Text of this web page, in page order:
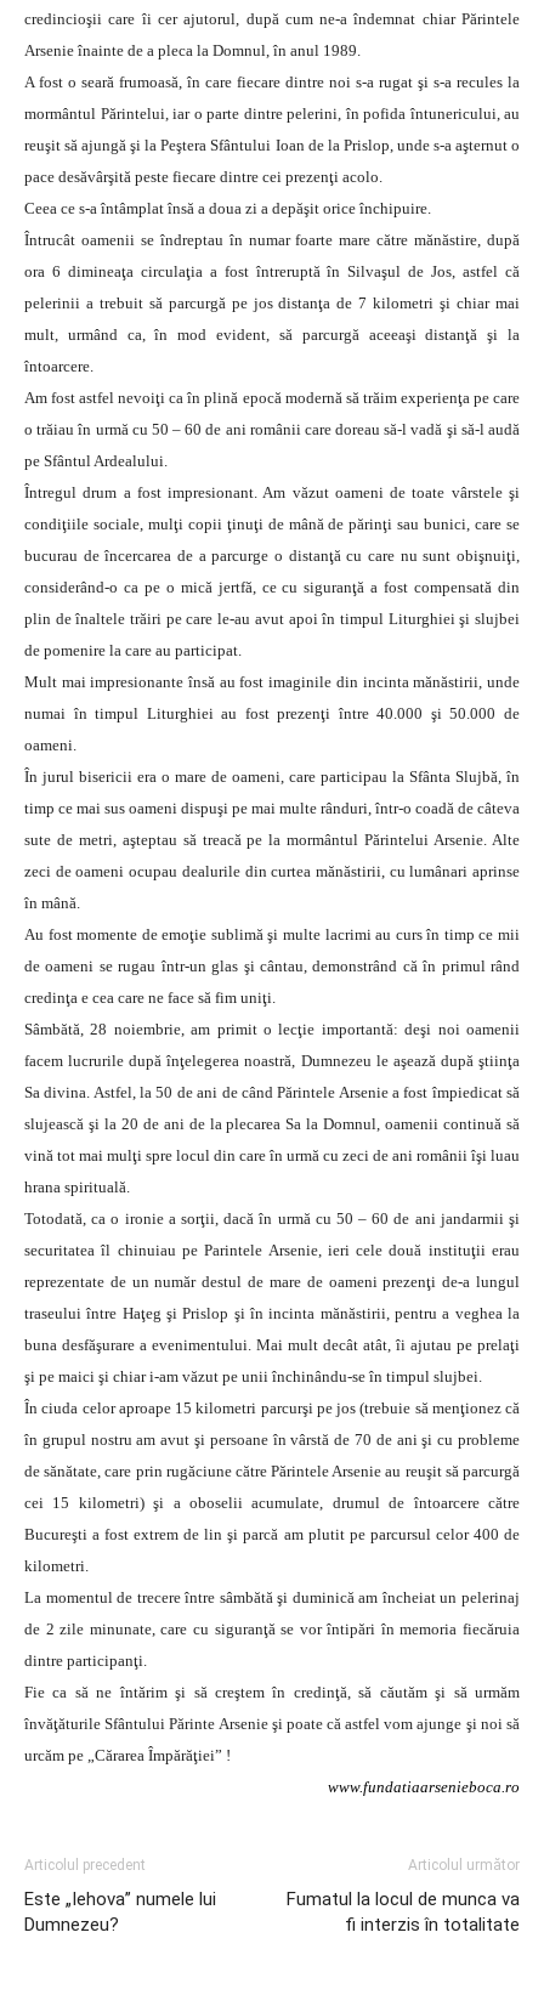
credincioşii care îi cer ajutorul, după cum ne-a îndemnat chiar Părintele
Arsenie înainte de a pleca la Domnul, în anul 1989.
A fost o seară frumoasă, în care fiecare dintre noi s-a rugat şi s-a recules la
mormântul Părintelui, iar o parte dintre pelerini, în pofida întunericului, au
reuşit să ajungă şi la Peştera Sfântului Ioan de la Prislop, unde s-a aşternut o
pace desăvârşită peste fiecare dintre cei prezenţi acolo.
Ceea ce s-a întâmplat însă a doua zi a depăşit orice închipuire.
Întrucât oamenii se îndreptau în numar foarte mare către mănăstire, după
ora 6 dimineaţa circulaţia a fost întreruptă în Silvaşul de Jos, astfel că
pelerinii a trebuit să parcurgă pe jos distanţa de 7 kilometri şi chiar mai
mult, urmând ca, în mod evident, să parcurgă aceeaşi distanţă şi la
întoarcere.
Am fost astfel nevoiţi ca în plină epocă modernă să trăim experienţa pe care
o trăiau în urmă cu 50 – 60 de ani românii care doreau să-l vadă şi să-l audă
pe Sfântul Ardealului.
Întregul drum a fost impresionant. Am văzut oameni de toate vârstele şi
condiţiile sociale, mulţi copii ţinuţi de mână de părinţi sau bunici, care se
bucurau de încercarea de a parcurge o distanţă cu care nu sunt obişnuiţi,
considerând-o ca pe o mică jertfă, ce cu siguranţă a fost compensată din
plin de înaltele trăiri pe care le-au avut apoi în timpul Liturghiei şi slujbei
de pomenire la care au participat.
Mult mai impresionante însă au fost imaginile din incinta mănăstirii, unde
numai în timpul Liturghiei au fost prezenţi între 40.000 şi 50.000 de
oameni.
În jurul bisericii era o mare de oameni, care participau la Sfânta Slujbă, în
timp ce mai sus oameni dispuşi pe mai multe rânduri, într-o coadă de câteva
sute de metri, aşteptau să treacă pe la mormântul Părintelui Arsenie. Alte
zeci de oameni ocupau dealurile din curtea mănăstirii, cu lumânari aprinse
în mână.
Au fost momente de emoţie sublimă şi multe lacrimi au curs în timp ce mii
de oameni se rugau într-un glas şi cântau, demonstrând că în primul rând
credinţa e cea care ne face să fim uniţi.
Sâmbătă, 28 noiembrie, am primit o lecţie importantă: deşi noi oamenii
facem lucrurile după înţelegerea noastră, Dumnezeu le aşează după ştiinţa
Sa divina. Astfel, la 50 de ani de când Părintele Arsenie a fost împiedicat să
slujească şi la 20 de ani de la plecarea Sa la Domnul, oamenii continuă să
vină tot mai mulţi spre locul din care în urmă cu zeci de ani românii îşi luau
hrana spirituală.
Totodată, ca o ironie a sorţii, dacă în urmă cu 50 – 60 de ani jandarmii şi
securitatea îl chinuiau pe Parintele Arsenie, ieri cele două instituţii erau
reprezentate de un număr destul de mare de oameni prezenţi de-a lungul
traseului între Haţeg şi Prislop şi în incinta mănăstirii, pentru a veghea la
buna desfăşurare a evenimentului. Mai mult decât atât, îi ajutau pe prelaţi
şi pe maici şi chiar i-am văzut pe unii închinându-se în timpul slujbei.
În ciuda celor aproape 15 kilometri parcurşi pe jos (trebuie să menţionez că
în grupul nostru am avut şi persoane în vârstă de 70 de ani şi cu probleme
de sănătate, care prin rugăciune către Părintele Arsenie au reuşit să parcurgă
cei 15 kilometri) şi a oboselii acumulate, drumul de întoarcere către
Bucureşti a fost extrem de lin şi parcă am plutit pe parcursul celor 400 de
kilometri.
La momentul de trecere între sâmbătă şi duminică am încheiat un pelerinaj
de 2 zile minunate, care cu siguranţă se vor întipări în memoria fiecăruia
dintre participanţi.
Fie ca să ne întărim şi să creştem în credinţă, să căutăm şi să urmăm
învăţăturile Sfântului Părinte Arsenie şi poate că astfel vom ajunge şi noi să
urcăm pe „Cărarea Împărăţiei” !
www.fundatiaarsenieboca.ro
Articolul precedent
Este „Iehova” numele lui
Dumnezeu?
Articolul următor
Fumatul la locul de munca va
fi interzis în totalitate